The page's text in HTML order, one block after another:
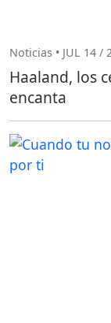
Noticias • JUL 14 /
Haaland, los
encanta